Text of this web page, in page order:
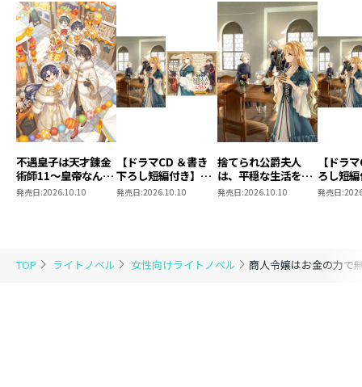
TOP ライトノベル 女性向けライトノベル 商人令嬢はお金の力で
不遇皇子は天才錬金
術師11～皇帝なんて
柄じゃないので弟妹
発売日:2026.10.10
【ドラマCD ＆書き
下ろし短編付き】捨
てられ公爵夫人は、
発売日:2026.10.10
捨てられ公爵夫人
は、平穏な生活をお
望みのようです5
発売日:2026.10.10
【ドラ
ろし短
られ公
発売日: